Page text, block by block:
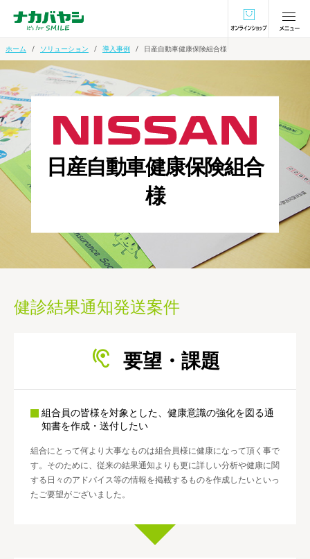
オンラインショ
ホーム ソリューション 導入事例 日産自動車健康保険組合様
日産自動車健康保険組合
様
健診結果通知発送案件
要望・課題
組合員の皆様を対象とした、健康意識の強化を図る通
知書を作成・送付したい
組合にとって何より大事なものは組合員様に健康になって頂く事で
す。そのために、従来の結果通知よりも更に詳しい分析や健康に関
する日々のアドバイス等の情報を掲載するものを作成したいといっ
たご要望がございました。